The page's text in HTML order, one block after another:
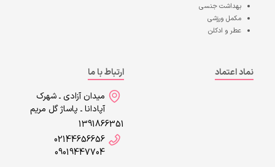
بهداشت جنسی
مکمل ورزشی
عطر و ادکلن
نماد اعتماد
ارتباط با ما
میدان آزادی ـ شهرک
آپادانا ـ پاساژ گل مریم
1391866351
02144656656
09019447704